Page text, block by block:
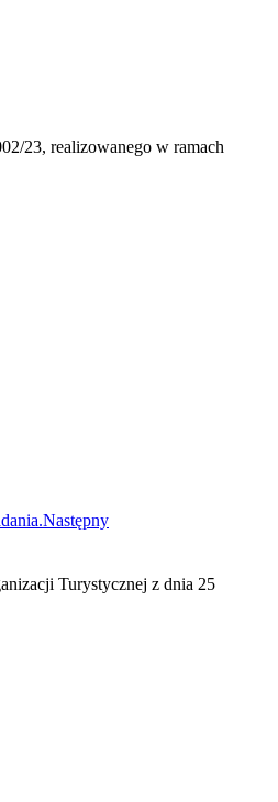
23, realizowanego w ramach
Następny
Turystycznej z dnia 25